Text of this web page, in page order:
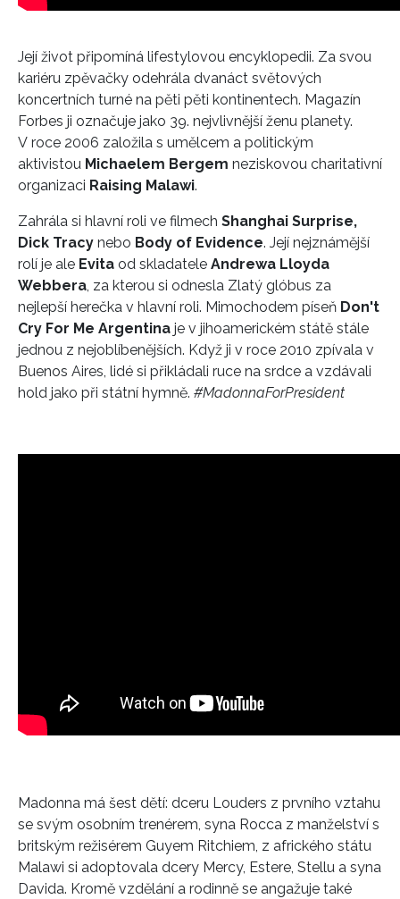
Její život připomíná lifestylovou encyklopedii. Za svou
kariéru zpěvačky odehrála dvanáct světových
koncertních turné na pěti pěti kontinentech. Magazín
Forbes ji označuje jako 39. nejvlivnější ženu planety.
V roce 2006 založila s umělcem a politickým
aktivistou Michaelem Bergem neziskovou charitativní
organizaci Raising Malawi.
Zahrála si hlavní roli ve filmech Shanghai Surprise,
Dick Tracy nebo Body of Evidence. Její nejznámější
rolí je ale Evita od skladatele Andrewa Lloyda
Webbera, za kterou si odnesla Zlatý glóbus za
nejlepší herečka v hlavní roli. Mimochodem píseň Don't
Cry For Me Argentina je v jihoamerickém státě stále
jednou z nejoblíbenějších. Když ji v roce 2010 zpívala v
Buenos Aires, lidé si přikládali ruce na srdce a vzdávali
hold jako při státní hymně. #MadonnaForPresident
Madonna má šest dětí: dceru Louders z prvního vztahu
se svým osobním trenérem, syna Rocca z manželství s
britským režisérem Guyem Ritchiem, z afrického státu
Malawi si adoptovala dcery Mercy, Estere, Stellu a syna
Davida. Kromě vzdělání a rodinně se angažuje také